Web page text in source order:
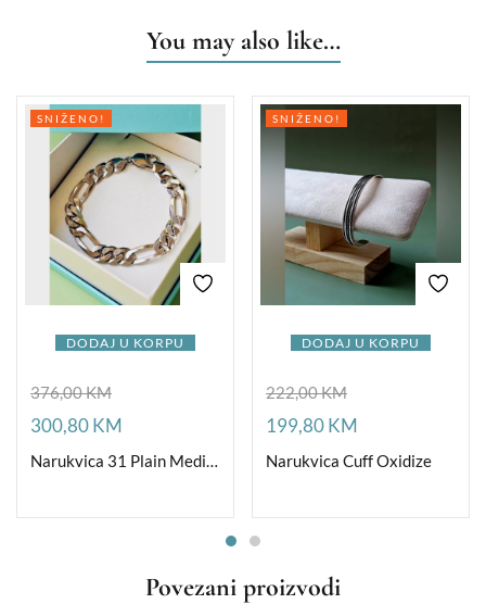
You may also like…
DODAJ U KORPU
SNIŽENO!
376,00KM
300,80KM
Narukvica 31 Plain Medium
DODAJ U KORPU
SNIŽENO!
222,00KM
199,80KM
Narukvica Cuff Oxidize
Povezani proizvodi